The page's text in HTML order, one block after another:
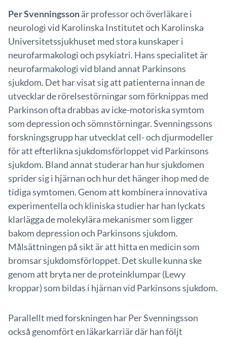
Per Svenningssonär professor och överläkare i
neurologi vid Karolinska Institutet och Karolinska
Universitetssjukhuset med stora kunskaper i
neurofarmakologi och psykiatri. Hans specialitet är
neurofarmakologi vid bland annat Parkinsons
sjukdom. Det har visat sig att patienterna innan de
utvecklar de rörelsestörningar som förknippas med
Parkinson ofta drabbas av icke-motoriska symtom
som depression och sömnstörningar. Svenningssons
forskningsgrupp har utvecklat cell- och djurmodeller
för att efterlikna sjukdomsförloppet vid Parkinsons
sjukdom. Bland annat studerar han hur sjukdomen
sprider sig i hjärnan och hur det hänger ihop med de
tidiga symtomen. Genom att kombinera innovativa
experimentella och kliniska studier har han lyckats
klarlägga de molekylära mekanismer som ligger
bakom depression och Parkinsons sjukdom.
Målsättningen på sikt är att hitta en medicin som
bromsar sjukdomsförloppet. Det skulle kunna ske
genom att bryta ner de proteinklumpar (Lewy
kroppar) som bildas i hjärnan vid Parkinsons sjukdom.
Parallellt med forskningen har Per Svenningsson
också genomfört en läkarkarriär där han följt